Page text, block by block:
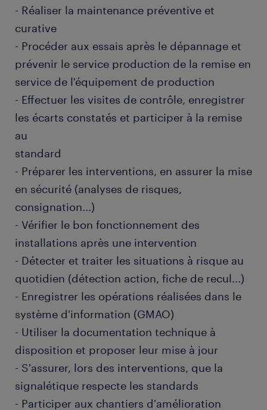
- Réaliser la maintenance préventive et
curative
- Procéder aux essais après le dépannage et
prévenir le service production de la remise en
service de l'équipement de production
- Effectuer les visites de contrôle, enregistrer
les écarts constatés et participer à la remise
au
standard
- Préparer les interventions, en assurer la mise
en sécurité (analyses de risques,
consignation...)
- Vérifier le bon fonctionnement des
installations après une intervention
- Détecter et traiter les situations à risque au
quotidien (détection action, fiche de recul...)
- Enregistrer les opérations réalisées dans le
système d'information (GMAO)
- Utiliser la documentation technique à
disposition et proposer leur mise à jour
- S'assurer, lors des interventions, que la
signalétique respecte les standards
- Participer aux chantiers d'amélioration